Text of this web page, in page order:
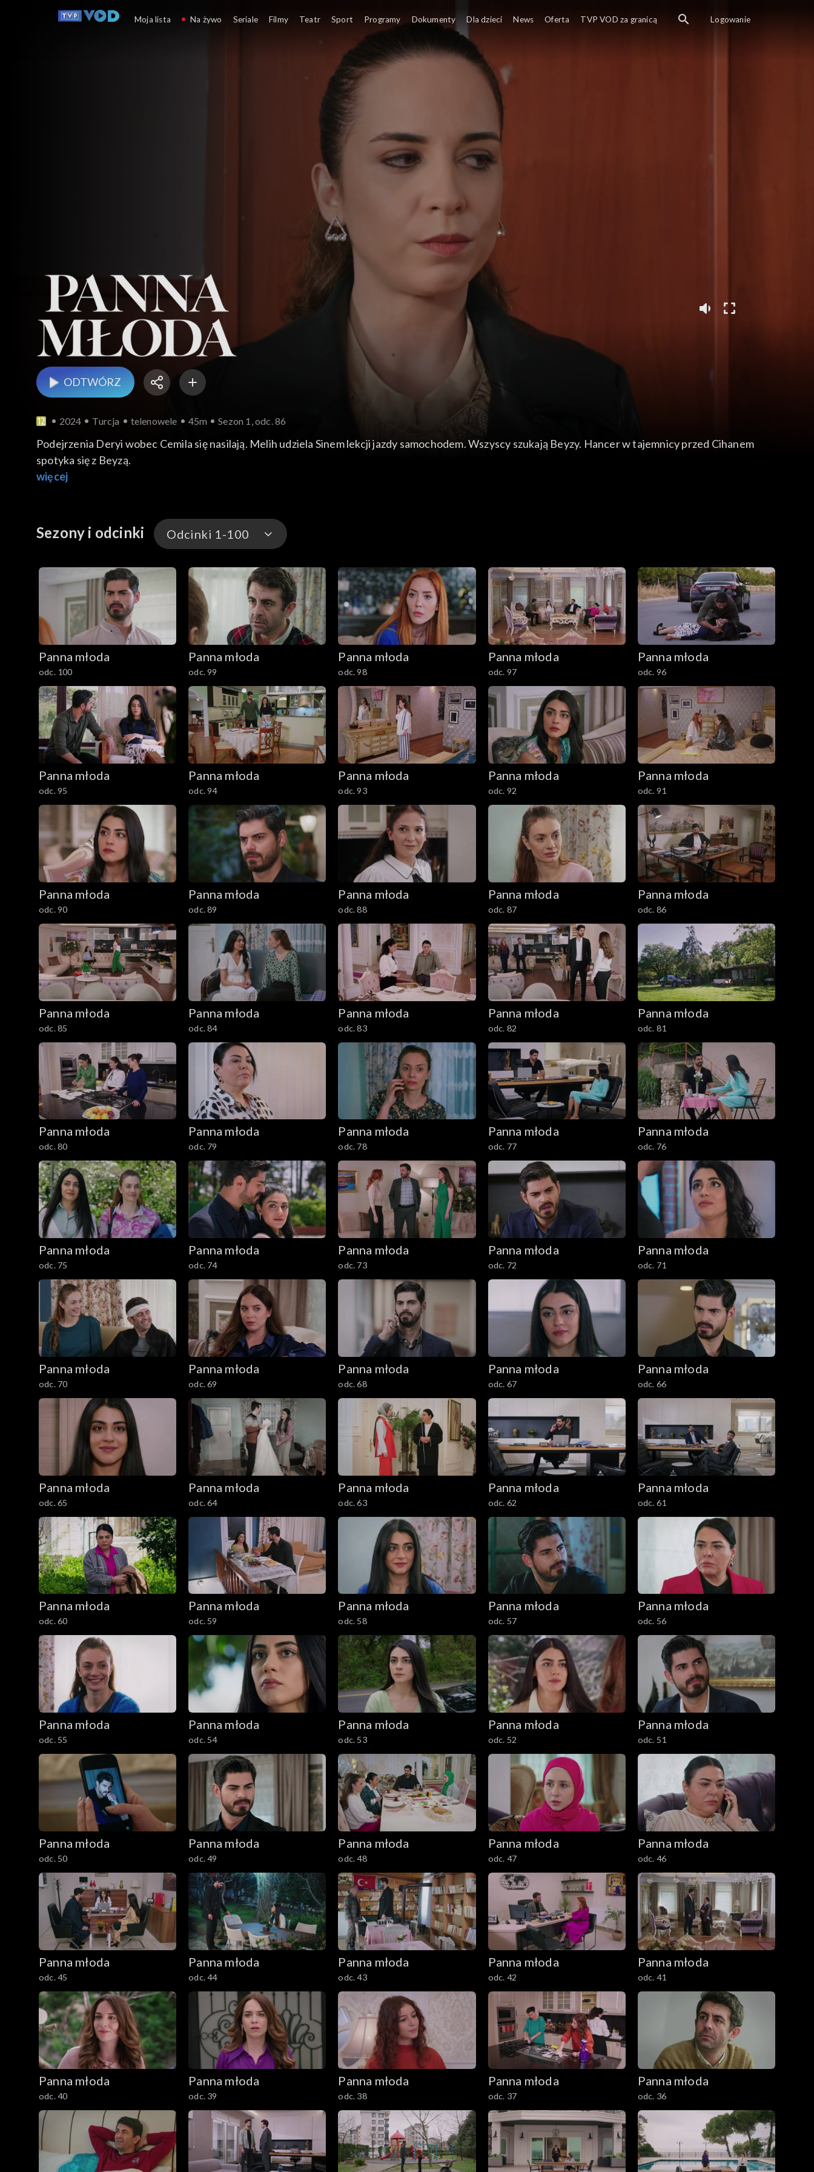
ODTWÓRZ
2024 Turcja telenowele 45m Sezon 1, odc. 86
Podejrzenia Deryi wobec Cemila się nasilają. Melih udziela Sinem lekcji jazdy samochodem. Wszyscy szukają Beyzy. Hancer w tajemnicy przed Cihanem
spotyka się z Beyzą.
więcej
Sezony i odcinki Odcinki 1-100
Odcinki 101-200
Odcinki 1-100
Panna młoda
odc. 100
Panna młoda
odc. 99
Panna młoda
odc. 98
Panna młoda
odc. 97
Panna młoda
odc. 96
Panna młoda
odc. 95
Panna młoda
odc. 94
Panna młoda
odc. 93
Panna młoda
odc. 92
Panna młoda
odc. 91
Panna młoda
odc. 90
Panna młoda
odc. 89
Panna młoda
odc. 88
Panna młoda
odc. 87
Panna młoda
odc. 86
Panna młoda
odc. 85
Panna młoda
odc. 84
Panna młoda
odc. 83
Panna młoda
odc. 82
Panna młoda
odc. 81
Panna młoda
odc. 80
Panna młoda
odc. 79
Panna młoda
odc. 78
Panna młoda
odc. 77
Panna młoda
odc. 76
Panna młoda
odc. 75
Panna młoda
odc. 74
Panna młoda
odc. 73
Panna młoda
odc. 72
Panna młoda
odc. 71
Panna młoda
odc. 70
Panna młoda
odc. 69
Panna młoda
odc. 68
Panna młoda
odc. 67
Panna młoda
odc. 66
Panna młoda
odc. 65
Panna młoda
odc. 64
Panna młoda
odc. 63
Panna młoda
odc. 62
Panna młoda
odc. 61
Panna młoda
odc. 60
Panna młoda
odc. 59
Panna młoda
odc. 58
Panna młoda
odc. 57
Panna młoda
odc. 56
Panna młoda
odc. 55
Panna młoda
odc. 54
Panna młoda
odc. 53
Panna młoda
odc. 52
Panna młoda
odc. 51
Panna młoda
odc. 50
Panna młoda
odc. 49
Panna młoda
odc. 48
Panna młoda
odc. 47
Panna młoda
odc. 46
Panna młoda
odc. 45
Panna młoda
odc. 44
Panna młoda
odc. 43
Panna młoda
odc. 42
Panna młoda
odc. 41
Panna młoda
odc. 40
Panna młoda
odc. 39
Panna młoda
odc. 38
Panna młoda
odc. 37
Panna młoda
odc. 36
Moja lista Na żywo Seriale Filmy Teatr Sport Programy Dokumenty Dla dzieci News Oferta TVP VOD za granicą Logowanie